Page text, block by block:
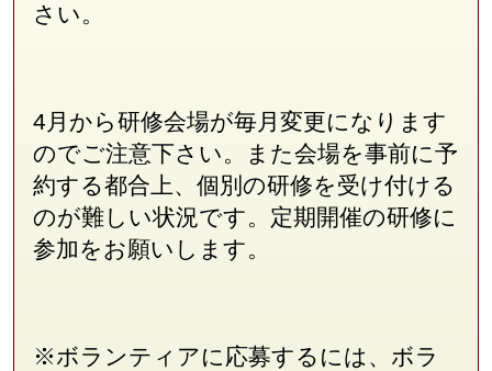
さい。
4月から研修会場が毎月変更になります
のでご注意下さい。また会場を事前に予
約する都合上、個別の研修を受け付ける
のが難しい状況です。定期開催の研修に
参加をお願いします。
※ボランティアに応募するには、ボラ